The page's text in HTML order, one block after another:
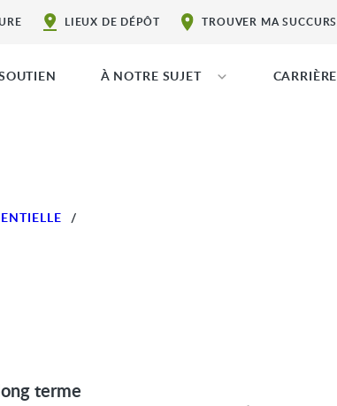
LIEUX DE DÉPÔT TROUVER MA
À NOTRE SUJET
/
terme